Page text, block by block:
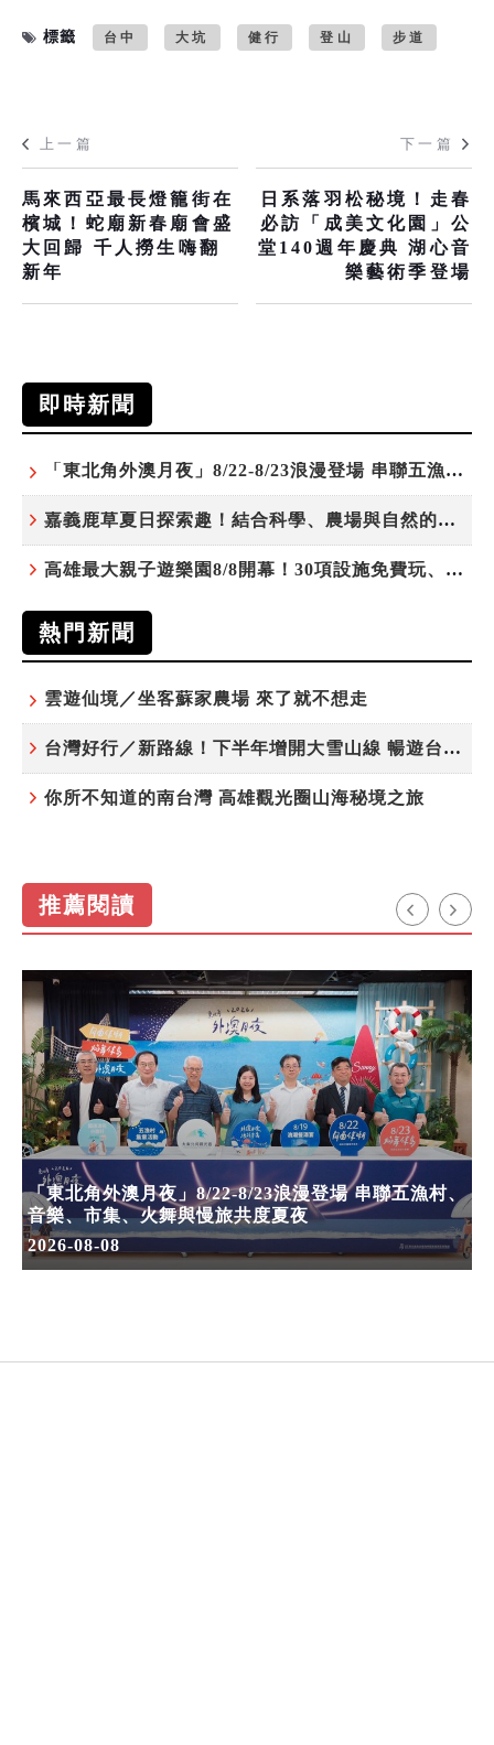
標籤 台中 大坑 健行 登山 步道
上一篇
馬來西亞最長燈籠街在
檳城！蛇廟新春廟會盛
大回歸 千人撈生嗨翻
新年
下一篇
日系落羽松秘境！走春
必訪「成美文化園」公
堂140週年慶典 湖心音
樂藝術季登場
即時新聞
「東北角外澳月夜」8/22-8/23浪漫登場 串聯五漁村、音樂、市集、火舞與慢旅共度夏夜
嘉義鹿草夏日探索趣！結合科學、農場與自然的親子小旅行
高雄最大親子遊樂園8/8開幕！30項設施免費玩、YOYO家族嗨翻暑假
熱門新聞
雲遊仙境／坐客蘇家農場 來了就不想走
台灣好行／新路線！下半年增開大雪山線 暢遊台中更便利
你所不知道的南台灣 高雄觀光圈山海秘境之旅
推薦閱讀
「東北角外澳月夜」8/22-8/23浪漫登場 串聯五漁村、
音樂、市集、火舞與慢旅共度夏夜
2026-08-08